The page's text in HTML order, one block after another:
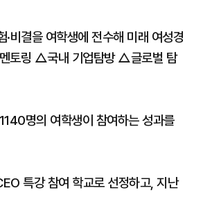
비결을 여학생에 전수해 미래 여성경
토링 △국내 기업탐방 △글로벌 탐
명의 여학생이 참여하는 성과를
특강 참여 학교로 선정하고, 지난